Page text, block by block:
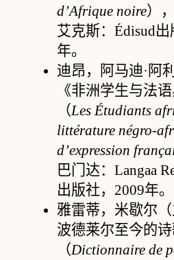
d’Afrique noire）
艾克斯：Édisud
年。
迪昂，阿马迪·阿
《非洲学生与法
（Les Étudiants
littérature négro-
d’expression
巴门达：Langaa
出版社，2009年。
雅雷蒂，米歇尔
波德莱尔至今的诗
（Dictionnaire de